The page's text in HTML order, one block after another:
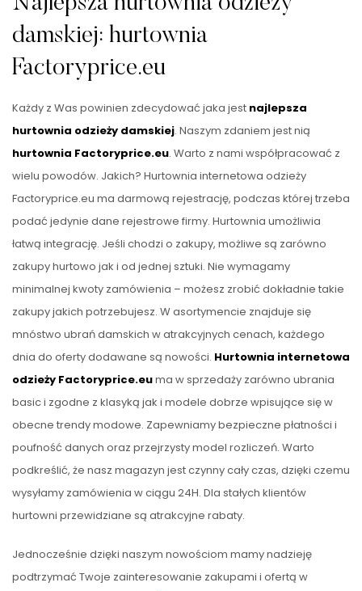
damskiej: hurtownia
Factoryprice.eu
Każdy z Was powinien zdecydować jaka jest najlepsza
hurtownia odzieży damskiej. Naszym zdaniem jest nią
hurtownia Factoryprice.eu. Warto z nami współpracować z
wielu powodów. Jakich? Hurtownia internetowa odzieży
Factoryprice.eu ma darmową rejestrację, podczas której trzeba
podać jedynie dane rejestrowe firmy. Hurtownia umożliwia
łatwą integrację. Jeśli chodzi o zakupy, możliwe są zarówno
zakupy hurtowo jak i od jednej sztuki. Nie wymagamy
minimalnej kwoty zamówienia – możesz zrobić dokładnie takie
zakupy jakich potrzebujesz. W asortymencie znajduje się
mnóstwo ubrań damskich w atrakcyjnych cenach, każdego
dnia do oferty dodawane są nowości. Hurtownia internetowa
odzieży Factoryprice.euma w sprzedaży zarówno ubrania
basic i zgodne z klasyką jak i modele dobrze wpisujące się w
obecne trendy modowe. Zapewniamy bezpieczne płatności i
poufność danych oraz przejrzysty model rozliczeń. Warto
podkreślić, że nasz magazyn jest czynny cały czas, dzięki czemu
wysyłamy zamówienia w ciągu 24H. Dla stałych klientów
hurtowni przewidziane są atrakcyjne rabaty.
Jednocześnie dzięki naszym nowościom mamy nadzieję
podtrzymać Twoje zainteresowanie zakupami i ofertą w